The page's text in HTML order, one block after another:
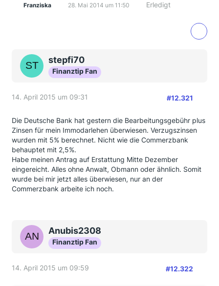
Franziska 28. Mai 2014 um 11:50 Erledigt
stepfi70
Finanztip Fan
14. April 2015 um 09:31 #12.321
Die Deutsche Bank hat gestern die Bearbeitungsgebühr plus
Zinsen für mein Immodarlehen überwiesen. Verzugszinsen
wurden mit 5% berechnet. Nicht wie die Commerzbank
behauptet mit 2,5%.
Habe meinen Antrag auf Erstattung Mitte Dezember
eingereicht. Alles ohne Anwalt, Obmann oder ähnlich. Somit
wurde bei mir jetzt alles überwiesen, nur an der
Commerzbank arbeite ich noch.
Anubis2308
Finanztip Fan
14. April 2015 um 09:59 #12.322